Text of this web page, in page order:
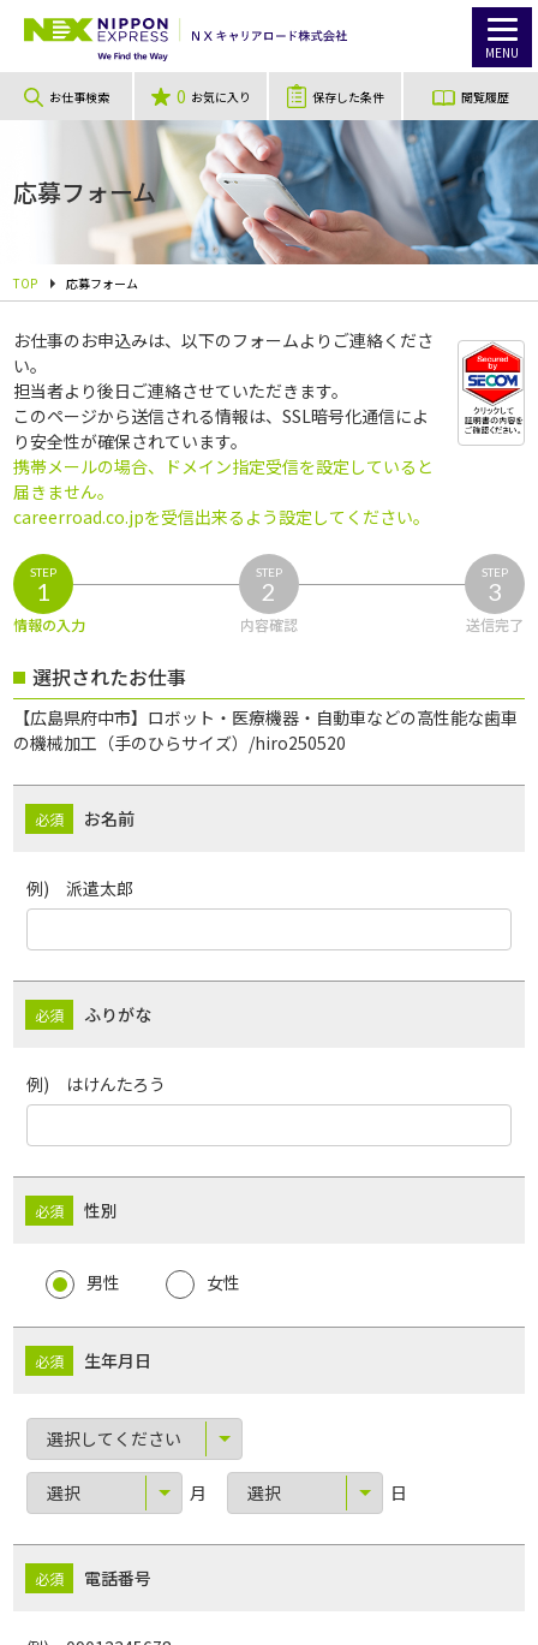
MENU
お仕事検索 0 お気に入り 保存した条件 閲覧履歴
応募フォーム
TOP 応募フォーム
お仕事のお申込みは、以下のフォームよりご連絡くださ
い。
担当者より後日ご連絡させていただきます。
このページから送信される情報は、SSL暗号化通信によ
り安全性が確保されています。
携帯メールの場合、ドメイン指定受信を設定していると
届きません。
careerroad.co.jpを受信出来るよう設定してください。
STEP
1
情報の入力
STEP
2
内容確認
STEP
3
送信完了
選択されたお仕事
【広島県府中市】ロボット・医療機器・自動車などの高性能な歯車
の機械加工（手のひらサイズ）/hiro250520
お名前
例) 派遣太郎
ふりがな
例) はけんたろう
性別
男性 女性
生年月日
月 日
電話番号